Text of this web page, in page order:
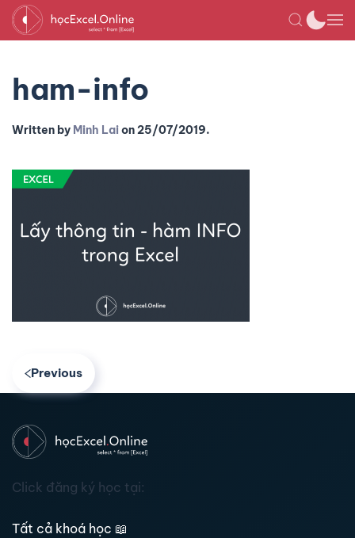
ham-info
Written by Minh Laion25/07/2019.
Previous
Click đăng ký học tại:
Tất cả khoá học 📖